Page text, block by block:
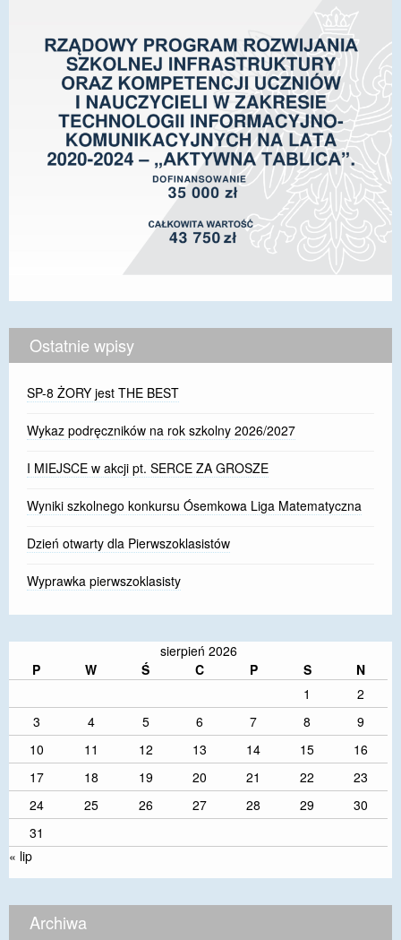
Ostatnie wpisy
SP-8 ŻORY jest THE BEST
Wykaz podręczników na rok szkolny 2026/2027
I MIEJSCE w akcji pt. SERCE ZA GROSZE
Wyniki szkolnego konkursu Ósemkowa Liga Matematyczna
Dzień otwarty dla Pierwszoklasistów
Wyprawka pierwszoklasisty
sierpień 2026
P
W Ś C P S
N
1
2
3
4 5 6 7 8
9
10
11 12 13 14 15
16
17
18 19 20 21 22
23
24
25 26 27 28 29
30
31
« lip
Archiwa